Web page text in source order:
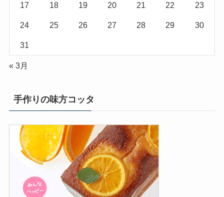
17 18 19 20 21 22 23
24 25 26 27 28 29 30
31
« 3月
手作りの味方コッタ